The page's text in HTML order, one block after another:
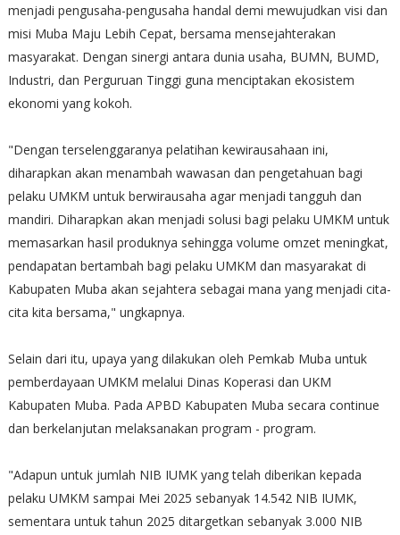
menjadi pengusaha-pengusaha handal demi mewujudkan visi dan
misi Muba Maju Lebih Cepat, bersama mensejahterakan
masyarakat. Dengan sinergi antara dunia usaha, BUMN, BUMD,
Industri, dan Perguruan Tinggi guna menciptakan ekosistem
ekonomi yang kokoh.
"Dengan terselenggaranya pelatihan kewirausahaan ini,
diharapkan akan menambah wawasan dan pengetahuan bagi
pelaku UMKM untuk berwirausaha agar menjadi tangguh dan
mandiri. Diharapkan akan menjadi solusi bagi pelaku UMKM untuk
memasarkan hasil produknya sehingga volume omzet meningkat,
pendapatan bertambah bagi pelaku UMKM dan masyarakat di
Kabupaten Muba akan sejahtera sebagai mana yang menjadi cita-
cita kita bersama," ungkapnya.
Selain dari itu, upaya yang dilakukan oleh Pemkab Muba untuk
pemberdayaan UMKM melalui Dinas Koperasi dan UKM
Kabupaten Muba. Pada APBD Kabupaten Muba secara continue
dan berkelanjutan melaksanakan program - program.
"Adapun untuk jumlah NIB IUMK yang telah diberikan kepada
pelaku UMKM sampai Mei 2025 sebanyak 14.542 NIB IUMK,
sementara untuk tahun 2025 ditargetkan sebanyak 3.000 NIB